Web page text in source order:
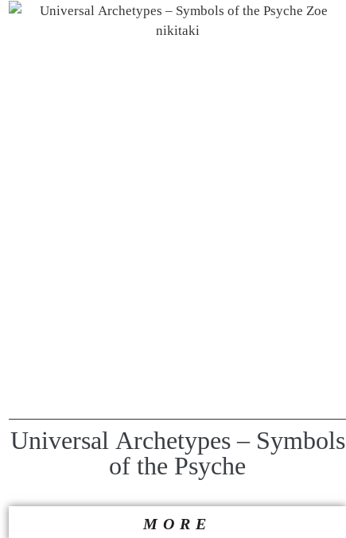
Universal Αrchetypes – Symbols
of the Psyche
MORE